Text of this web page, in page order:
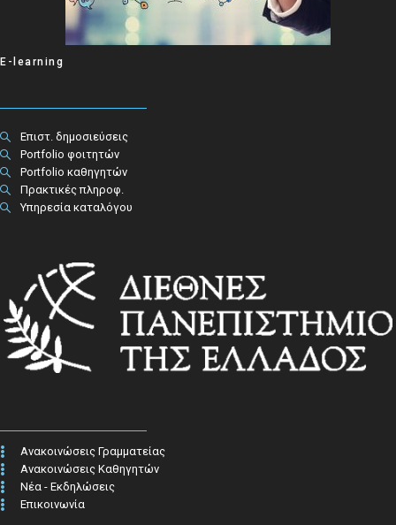
E-learning
Επιστ. δημοσιεύσεις
Portfolio φοιτητών
Portfolio καθηγητών
Πρακτικές πληροφ.​
Υπηρεσία καταλόγου
Ανακοινώσεις Γραμματείας
Ανακοινώσεις Καθηγητών
Νέα - Εκδηλώσεις
Επικοινωνία